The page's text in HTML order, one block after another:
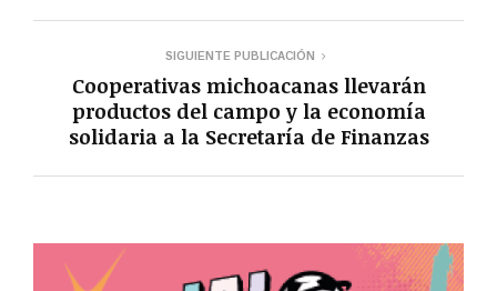
SIGUIENTE PUBLICACIÓN
Cooperativas michoacanas llevarán
productos del campo y la economía
solidaria a la Secretaría de Finanzas